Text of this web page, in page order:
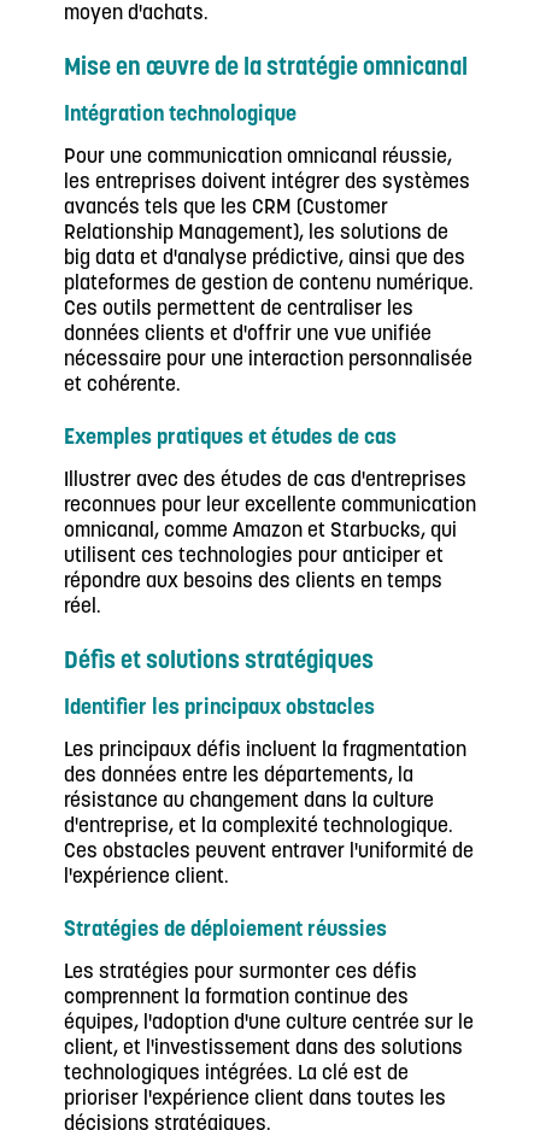
moyen d'achats.
Mise en œuvre de la stratégie omnicanal
Intégration technologique
Pour une communication omnicanal réussie,
les entreprises doivent intégrer des systèmes
avancés tels que les CRM (Customer
Relationship Management), les solutions de
big data et d'analyse prédictive, ainsi que des
plateformes de gestion de contenu numérique.
Ces outils permettent de centraliser les
données clients et d'offrir une vue unifiée
nécessaire pour une interaction personnalisée
et cohérente.
Exemples pratiques et études de cas
Illustrer avec des études de cas d'entreprises
reconnues pour leur excellente communication
omnicanal, comme Amazon et Starbucks, qui
utilisent ces technologies pour anticiper et
répondre aux besoins des clients en temps
réel.
Défis et solutions stratégiques
Identifier les principaux obstacles
Les principaux défis incluent la fragmentation
des données entre les départements, la
résistance au changement dans la culture
d'entreprise, et la complexité technologique.
Ces obstacles peuvent entraver l'uniformité de
l'expérience client.
Stratégies de déploiement réussies
Les stratégies pour surmonter ces défis
comprennent la formation continue des
équipes, l'adoption d'une culture centrée sur le
client, et l'investissement dans des solutions
technologiques intégrées. La clé est de
prioriser l'expérience client dans toutes les
décisions stratégiques.